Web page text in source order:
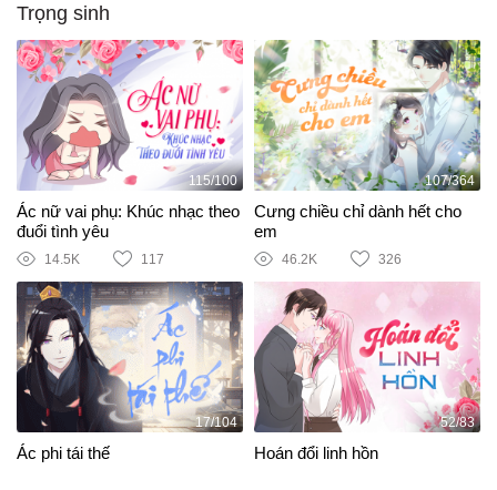
Trọng sinh
115/100
Ác nữ vai phụ: Khúc nhạc theo
đuổi tình yêu
14.5K 117
107/364
Cưng chiều chỉ dành hết cho
em
46.2K 326
17/104
Ác phi tái thế
52/83
Hoán đổi linh hồn